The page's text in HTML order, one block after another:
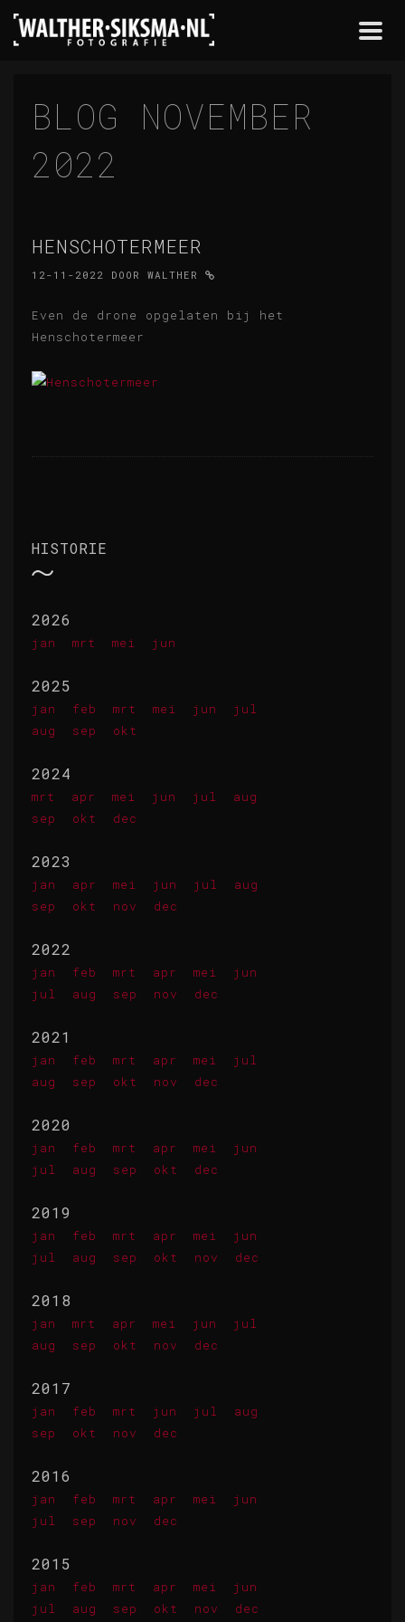
BLOG NOVEMBER
2022
HENSCHOTERMEER
12-11-2022 DOOR WALTHER
Even de drone opgelaten bij het
Henschotermeer
HISTORIE
2026
jan mrt mei jun
2025
jan feb mrt mei jun
jul
aug
sep okt
2024
mrt apr mei jun jul
aug
sep
okt dec
2023
jan apr mei jun jul
aug
sep
okt nov dec
2022
jan feb mrt apr mei
jun
jul
aug sep nov dec
2021
jan feb mrt apr mei
jul
aug
sep okt nov dec
2020
jan feb mrt apr mei
jun
jul
aug sep okt dec
2019
jan feb mrt apr mei
jun
jul
aug sep okt nov dec
2018
jan mrt apr mei jun
jul
aug
sep okt nov dec
2017
jan feb mrt jun jul
aug
sep
okt nov dec
2016
jan feb mrt apr mei
jun
jul
sep nov dec
2015
jan feb mrt apr mei
jun
jul
aug sep okt nov dec